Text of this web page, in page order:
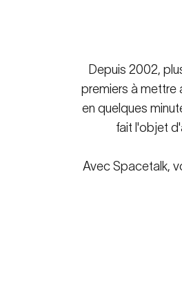
Depuis 2002,
premiers à mettre
en quelques
fait l'objet
Avec Spacetalk,